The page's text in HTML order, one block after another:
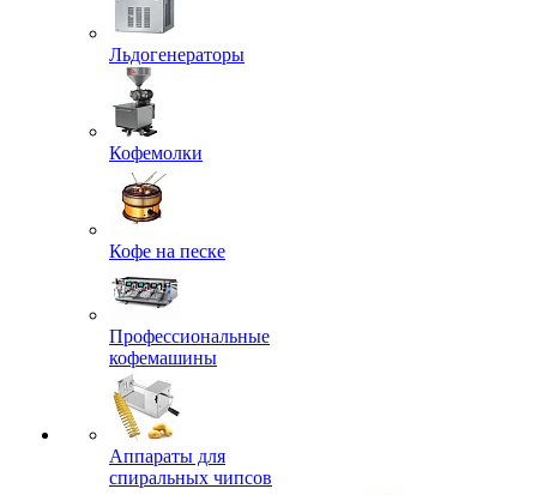
Льдогенераторы
Кофемолки
Кофе на песке
Профессиональные
кофемашины
Аппараты для
спиральных чипсов